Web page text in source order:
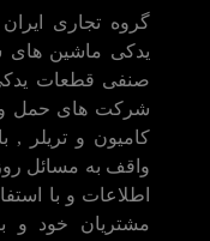
گروه تجاری
یدکی ماشین
صنفی قطعات
شرکت های حمل و
کامیون و تریلر
واقف به مسائل
اطلاعات و با
مشتریان خود و